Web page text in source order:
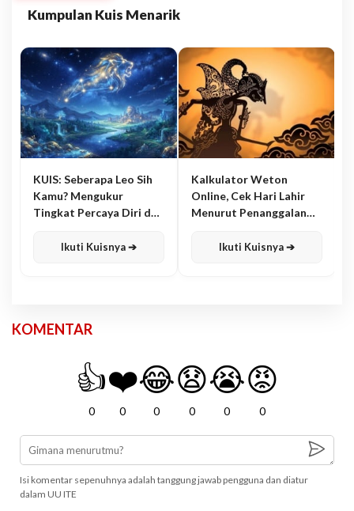
Kumpulan Kuis Menarik
KUIS: Seberapa Leo Sih
Kamu? Mengukur
Tingkat Percaya Diri dan
Ikuti Kuisnya ➔
Kalkulator Weton
Online, Cek Hari Lahir
Menurut Penanggalan
Ikuti Kuisnya ➔
KOMENTAR
👍
0
❤️
0
😂
0
😧
0
😭
0
😡
0
Isi komentar sepenuhnya adalah tanggung jawab pengguna dan diatur
dalam UU ITE